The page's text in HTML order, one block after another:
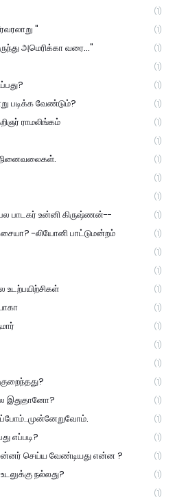
(1)
" (1)
அமெரிக்கா வரை..." (1)
(1)
(1)
படிக்க வேண்டும்? (1)
ராமலிங்கம் (1)
(1)
(1)
(1)
(1)
பாடகர் உன்னி கிருஷ்ணன்-- (1)
-லியோனி பாட்டுமன்றம் (1)
(1)
(1)
உடற்பயிற்சிகள் (1)
(1)
(1)
(1)
(1)
(1)
இதுதானோ? (1)
(1)
எப்படி? (1)
செய்ய வேண்டியது என்ன ? (1)
நல்லது? (1)
(1)